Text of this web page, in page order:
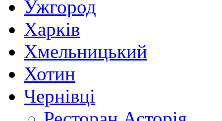
Ужгород
Харків
Хмельницький
Хотин
Чернівці